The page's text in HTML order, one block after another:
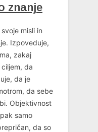
znanje
misli in
Izpoveduje,
zakaj
da
da je
da sebe
Objektivnost
samo
da so